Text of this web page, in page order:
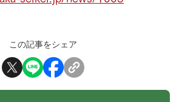
この記事をシェア